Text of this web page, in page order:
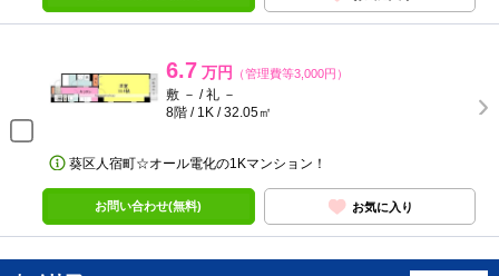
6.7 万円 （管理費等3,000円）
敷 － / 礼 －
8階 / 1K / 32.05㎡
葵区人宿町☆オール電化の1Kマンション！
お問い合わせ(無料) お気に入り